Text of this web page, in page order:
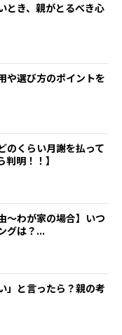
とき、親がとるべき心
や選び方のポイントを
のくらい月謝を払って
明！！】
～わが家の場合】いつ
グは？...
」と言ったら？親の考